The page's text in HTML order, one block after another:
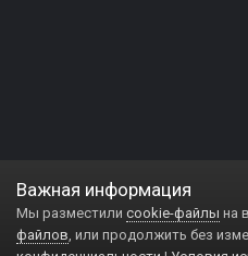
Важная информация
Мы разместили cookie-файлы на
файлов, или продолжить без